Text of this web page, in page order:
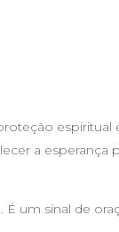
espiritual
a esperança
É um sinal de